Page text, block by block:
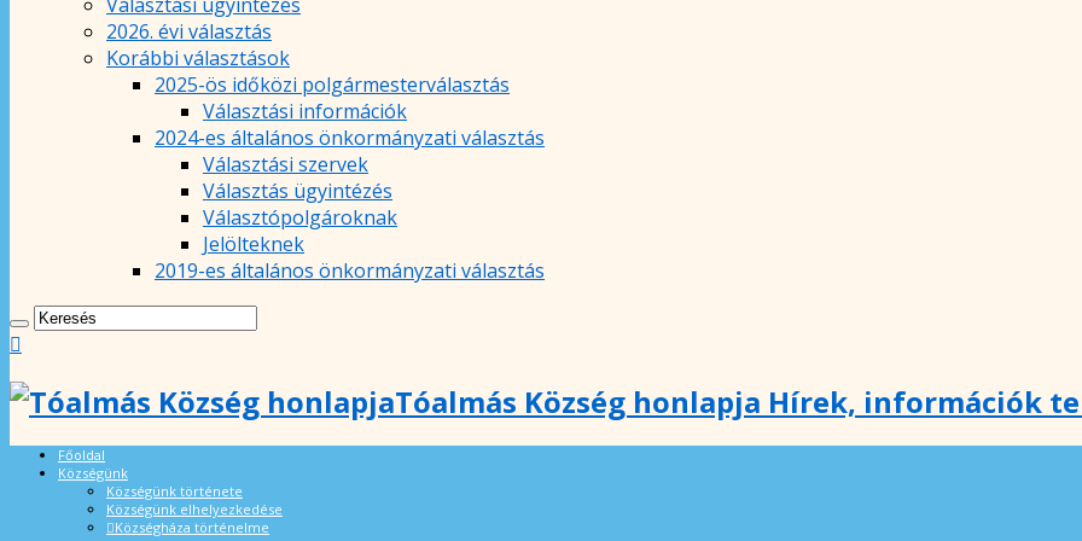
2026. évi választás
Korábbi választások
2025-ös időközi polgármesterválasztás
Választási információk
2024-es általános önkormányzati választás
Választási szervek
Választás ügyintézés
Választópolgároknak
Jelölteknek
2019-es általános önkormányzati választás
Tóalmás Község honlapja Hírek, információk
Főoldal
Községünk
Községünk története
Községünk elhelyezkedése
Községháza történelme